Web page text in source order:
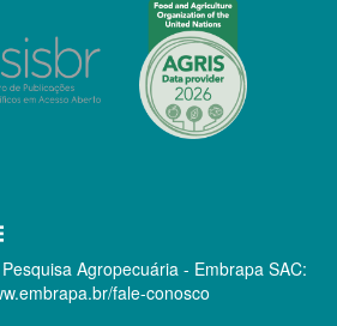
Agropecuária - Embrapa SAC:
fale-conosco